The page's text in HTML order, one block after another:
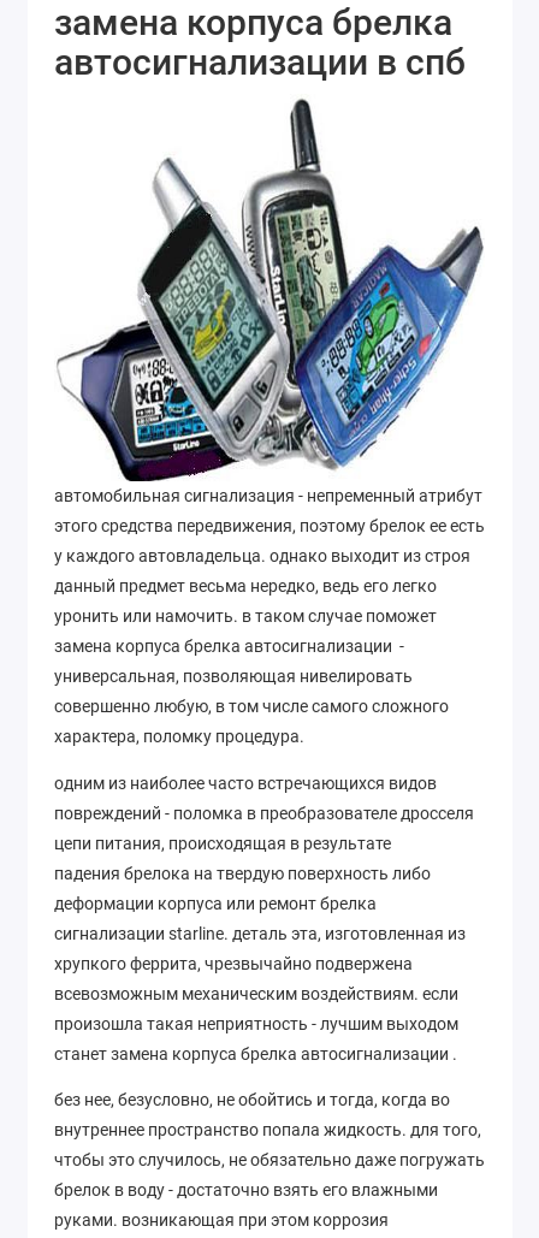
замена корпуса брелка
автосигнализации в спб
автомобильная сигнализация - непременный атрибут
этого средства передвижения, поэтому брелок ее есть
у каждого автовладельца. однако выходит из строя
данный предмет весьма нередко, ведь его легко
уронить или намочить. в таком случае поможет
замена корпуса брелка автосигнализации -
универсальная, позволяющая нивелировать
совершенно любую, в том числе самого сложного
характера, поломку процедура.
одним из наиболее часто встречающихся видов
повреждений - поломка в преобразователе дросселя
цепи питания, происходящая в результате
падения брелока на твердую поверхность либо
деформации корпуса или ремонт брелка
сигнализации starline. деталь эта, изготовленная из
хрупкого феррита, чрезвычайно подвержена
всевозможным механическим воздействиям. если
произошла такая неприятность - лучшим выходом
станет замена корпуса брелка автосигнализации .
без нее, безусловно, не обойтись и тогда, когда во
внутреннее пространство попала жидкость. для того,
чтобы это случилось, не обязательно даже погружать
брелок в воду - достаточно взять его влажными
руками. возникающая при этом коррозия